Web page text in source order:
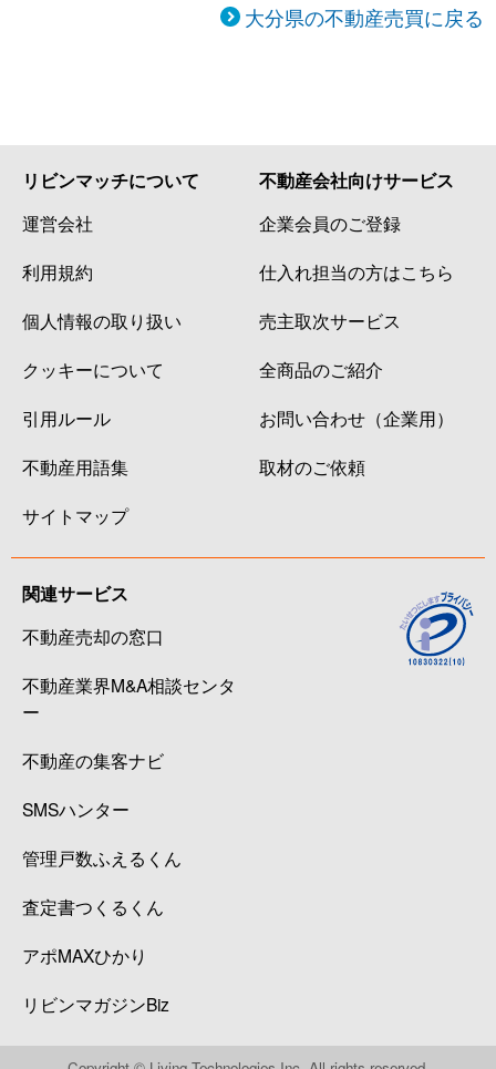
大分県の不動産売買に戻る
リビンマッチについて
運営会社
利用規約
個人情報の取り扱い
クッキーについて
引用ルール
不動産用語集
サイトマップ
不動産会社向けサービス
企業会員のご登録
仕入れ担当の方はこちら
売主取次サービス
全商品のご紹介
お問い合わせ（企業用）
取材のご依頼
関連サービス
不動産売却の窓口
不動産業界M&A相談センタ
ー
不動産の集客ナビ
SMSハンター
管理戸数ふえるくん
査定書つくるくん
アポMAXひかり
リビンマガジンBiz